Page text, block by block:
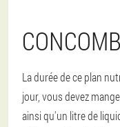
La durée de ce plan
jour, vous devez
ainsi qu'un litre de